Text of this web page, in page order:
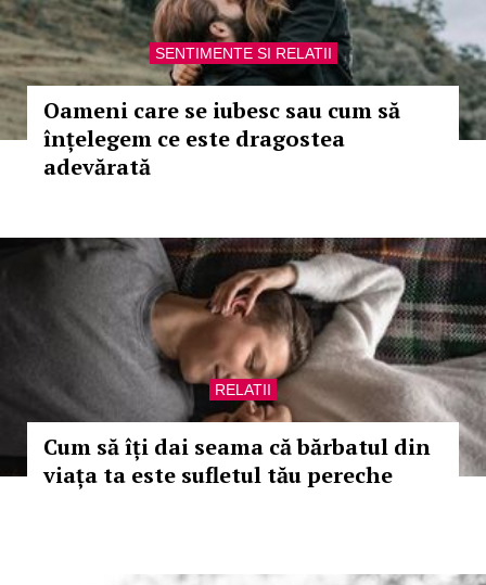
SENTIMENTE SI RELATII
Oameni care se iubesc sau cum să
înțelegem ce este dragostea
adevărată
RELATII
Cum să îți dai seama că bărbatul din
viața ta este sufletul tău pereche